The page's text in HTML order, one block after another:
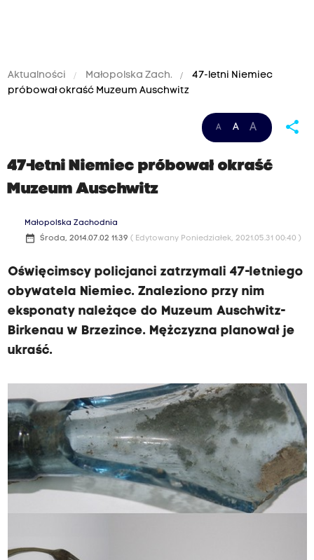
Aktualności Małopolska Zach.
47-letni Niemiec
próbował okraść Muzeum Auschwitz
A A A share
47-letni Niemiec próbował okraść
Muzeum Auschwitz
Małopolska Zachodnia
date_range Środa, 2014.07.02 11:39 ( Edytowany Poniedziałek, 2021.05.31 00:40 )
Oświęcimscy policjanci zatrzymali 47-letniego
obywatela Niemiec. Znaleziono przy nim
eksponaty należące do Muzeum Auschwitz-
Birkenau w Brzezince. Mężczyzna planował je
ukraść.